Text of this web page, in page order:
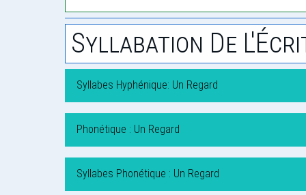
Syllabation De
Syllabes Hyphénique: Un Regard
Phonétique : Un Regard
Syllabes Phonétique : Un Regard